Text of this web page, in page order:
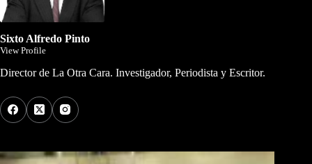
Sixto Alfredo Pinto
View Profile
Director de La Otra Cara. Investigador, Periodista y Escritor.